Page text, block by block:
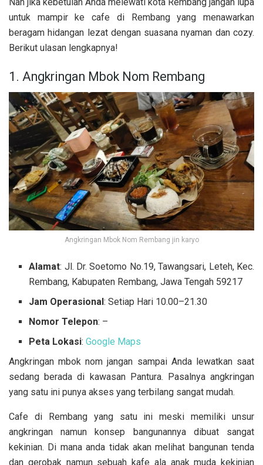
untuk mampir ke cafe di Rembang yang menawarkan
beragam hidangan lezat dengan suasana nyaman dan cozy.
Berikut ulasan lengkapnya!
1. Angkringan Mbok Nom Rembang
Angkringan Mbok Nom Rembang jin karyo
Alamat: Jl. Dr. Soetomo No.19, Tawangsari, Leteh, Kec.
Rembang, Kabupaten Rembang, Jawa Tengah 59217
Jam Operasional: Setiap Hari 10.00–21.30
Nomor Telepon: –
Peta Lokasi:Google Maps
Angkringan mbok nom jangan sampai Anda lewatkan saat
sedang berada di kawasan Pantura. Pasalnya angkringan
yang satu ini punya akses yang terbilang sangat mudah.
Cafe di Rembang yang satu ini meski memiliki unsur
angkringan namun konsep bangunannya dibuat sangat
kekinian. Di mana anda tidak akan melihat bangunan tenda
dan gerobak namun sebuah kafe ala anak muda kekinian